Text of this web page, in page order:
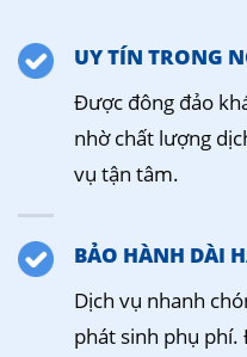
UY TÍN TRONG
Được đông đảo
nhờ chất lượng
vụ tận tâm.
BẢO HÀNH DÀI
Dịch vụ nhanh
phát sinh phụ phí.